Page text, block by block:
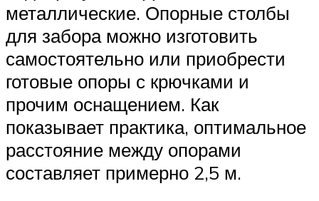
металлические. Опорные столбы
для забора можно изготовить
самостоятельно или приобрести
готовые опоры с крючками и
прочим оснащением. Как
показывает практика, оптимальное
расстояние между опорами
составляет примерно 2,5 м.